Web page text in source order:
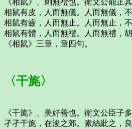
《相鼠》、刺無禮也。衛文公能正
相鼠有皮，人而無儀。人而無儀，
相鼠有齒，人而無止。人而無止，
相鼠有體，人而無禮。人而無禮，
《相鼠》三章，章四句。
〈干旄〉
《干旄》、美好善也。衛文公臣子
孑孑干旄，在浚之郊。素絲紕之，